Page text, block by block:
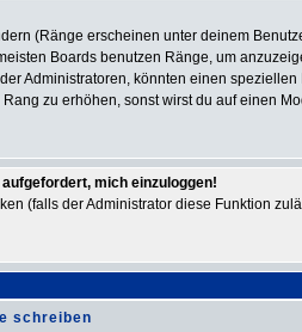
(Ränge erscheinen unter deinem
Boards benutzen Ränge, um
Administratoren, könnten einen speziellen
zu erhöhen, sonst wirst du auf einen
mich einzuloggen!
(falls der Administrator diese Funktion
schreiben